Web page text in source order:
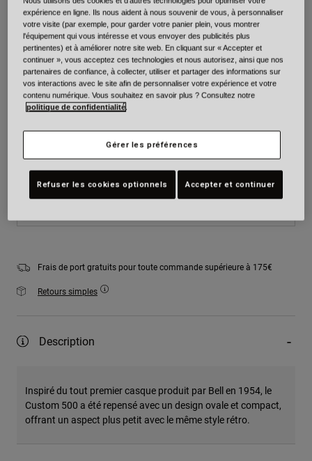
Couleur -Pearl White
sélectionné
Taille
Frais de port gratuits pour toute commande supérieure à 175€
Retours simples
Description
Inspiré du tout premier casque produit par Bell en 1954, le
Custom 500 a été repensé avec un design ovale et compact,
offrant un aspect plus petit avec le même style rétro.
expérience en ligne. Ils nous aident à nous souvenir de vous, à personnaliser
votre visite (par exemple, pour garder votre panier plein, vous montrer
l'équipement qui vous intéresse et vous envoyer des publicités plus
pertinentes) et à améliorer notre site web. En cliquant sur « Accepter et
continuer », vous acceptez ces technologies et nous autorisez, ainsi que nos
partenaires de confiance, à collecter, utiliser et partager des informations sur
vos interactions avec le site afin de personnaliser votre expérience et votre
contenu numérique. Vous souhaitez en savoir plus ? Consultez notre
politique de confidentialité.
Gérer les préférences
Refuser les cookies optionnels Accepter et continuer